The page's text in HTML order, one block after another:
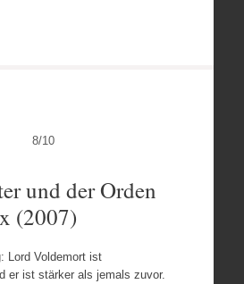
8/10
und der Orden
(2007)
Lord Voldemort ist
er ist stärker als jemals zuvor.